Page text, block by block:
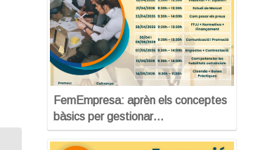
FemEmpresa: aprèn els conceptes
bàsics per gestionar…